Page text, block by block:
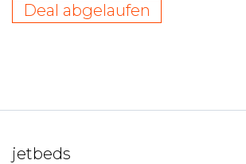
Deal abgelaufen
jetbeds